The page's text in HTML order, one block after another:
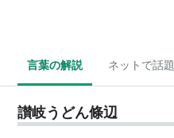
言葉の解説 ネットで話題
讃岐うどん條辺